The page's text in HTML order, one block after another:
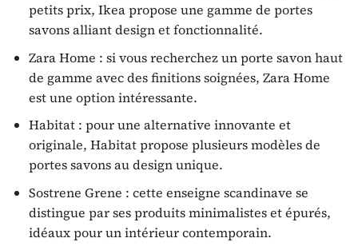
petits prix, Ikea propose une gamme de portes
savons alliant design et fonctionnalité.
Zara Home : si vous recherchez un porte savon haut
de gamme avec des finitions soignées, Zara Home
est une option intéressante.
Habitat : pour une alternative innovante et
originale, Habitat propose plusieurs modèles de
portes savons au design unique.
Sostrene Grene : cette enseigne scandinave se
distingue par ses produits minimalistes et épurés,
idéaux pour un intérieur contemporain.